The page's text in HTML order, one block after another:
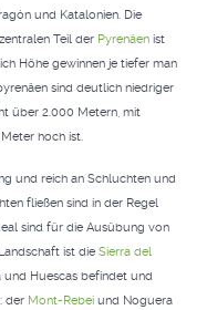
und Katalonien. Die
Teil der Pyrenäenist
Höhe gewinnen je tiefer man
sind deutlich niedriger
über 2.000 Metern, mit
hoch ist.
und reich an Schluchten und
fließen sind in der Regel
sind für die Ausübung von
ist die Sierra del
und Huescas befindet und
der Mont-Rebeiund Noguera